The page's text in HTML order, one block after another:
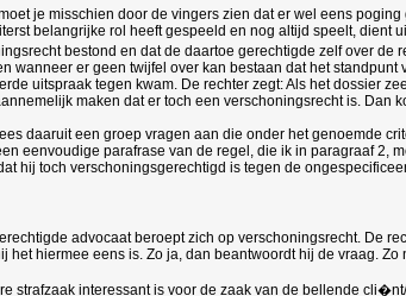
je misschien door de vingers zien dat er wel eens
belangrijke rol heeft gespeeld en nog altijd speelt,
bestond en dat de daartoe gerechtigde zelf over
wanneer er geen twijfel over kan bestaan dat het
uitspraak tegen kwam. De rechter zegt: Als het dossier
maken dat er toch een verschoningsrecht is.
daaruit een groep vragen aan die onder het genoemde
eenvoudige parafrase van de regel, die ik in paragraaf 2,
hij toch verschoningsgerechtigd is tegen de
advocaat beroept zich op verschoningsrecht. De
hiermee eens is. Zo ja, dan beantwoordt hij de vraag.
strafzaak interessant is voor de zaak van de bellende